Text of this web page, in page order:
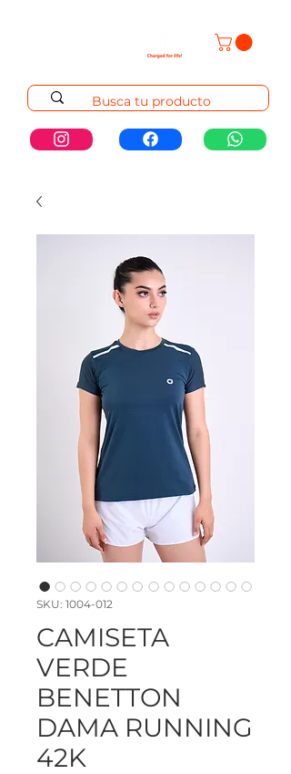
SKU: 1004-012
CAMISETA
VERDE
BENETTON
DAMA RUNNING
42K